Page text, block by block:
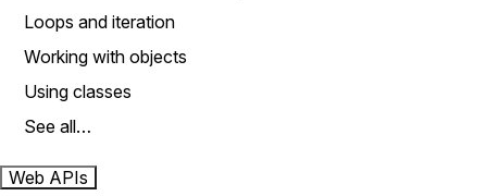
Loops and iteration
Working with objects
Using classes
See all…
Web APIs